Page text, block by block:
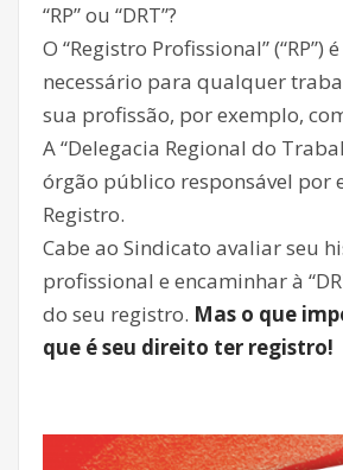
“RP” ou “DRT”?
O “Registro Profissional” (“RP”)
necessário para qualquer
sua profissão, por exemplo,
A “Delegacia Regional do
órgão público responsável por
Registro.
Cabe ao Sindicato avaliar seu
profissional e encaminhar à
do seu registro. Mas o que
que é seu direito ter registro!